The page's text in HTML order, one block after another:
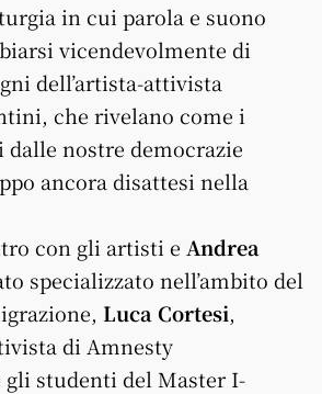
in cui parola e suono
vicendevolmente di
dell’artista-attivista
che rivelano come i
nostre democrazie
ancora disattesi nella
con gli artisti e Andrea
specializzato nell’ambito del
Luca Cortesi,
di Amnesty
studenti del Master I-